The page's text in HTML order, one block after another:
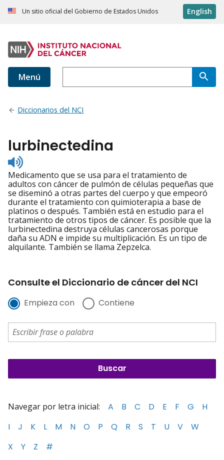
Un sitio oficial del Gobierno de Estados Unidos English
Menú
Diccionarios del NCI
lurbinectedina
Listen
to
pronunciation
Medicamento que se usa para el tratamiento de
adultos con cáncer de pulmón de células pequeñas que
se diseminó a otras partes del cuerpo y que empeoró
durante el tratamiento con quimioterapia a base de
platinos o después. También está en estudio para el
tratamiento de otros tipos de cáncer. Es posible que la
lurbinectedina destruya células cancerosas porque
daña su ADN e impide su multiplicación. Es un tipo de
alquilante. También se llama Zepzelca.
Consulte el Diccionario de cáncer del NCI
Empieza con Contiene
Navegar por letra inicial: A B C D E F G
H
I
J K L M N O P Q R S T U V
W
X
Y Z #